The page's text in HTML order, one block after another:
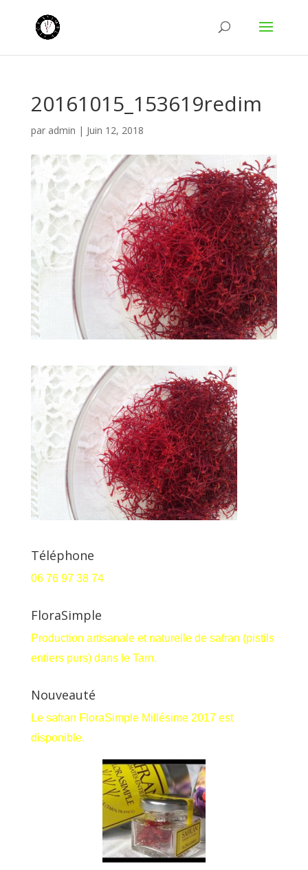
20161015_153619redim
par admin | Juin 12, 2018
Téléphone
06 76 97 38 74
FloraSimple
Production artisanale et naturelle de safran (pistils
entiers purs) dans le Tarn.
Nouveauté
Le safran FloraSimple Millésime 2017 est
disponible.